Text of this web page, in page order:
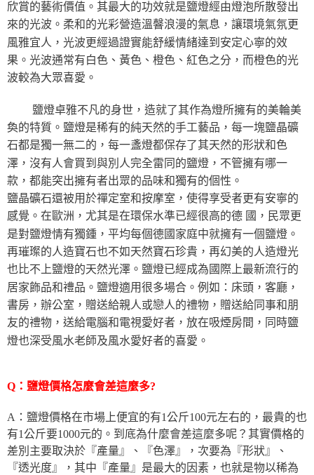
欣賞的藝術價值。其最大的功效就是鹽燈經由燈泡所散發出
來的光波。柔和的光彩營造溫韾浪漫的氣息，讓環境氣氛更
風雅宜人，光波更經過證實能舒緩情緒達到安定心寧的效
果。光波通常有白色、黃色、橙色、紅色之分，而橙色的光
波較為大眾喜愛。
鹽燈卓雅不凡的身世，造就了其作為燈所擁有的美輪美
奐的特質。鹽燈是稀有的純天然的手工藝品，每一塊鹽晶礦
石都是獨一無二的，每一盞燈都保存了其天然的形狀和色
澤，沒有人會買到與別人完全雷同的鹽燈，不管擁有哪一
款，都能突出擁有者出眾的品味和獨有的個性。
鹽晶礦石還被用於禪定室和按摩室，使得享受者更有安寧的
感覺。在歐洲，尤其是在環保水準已經很高的德 國，民眾更
是對鹽燈情有獨鍾，平均每個德國家庭中就擁有一個鹽燈。
再璀璨的人造寶石也不如天然寶石珍貴，再幻美的人造燈光
也比不上鹽燈的天然光澤。鹽燈已經成為國際上最新流行的
居家飾品和禮品。鹽燈適用很多場合。例如：床頭，客廳，
書房，辦公室，贈送給親人或戀人的禮物，贈送給同事和朋
友的禮物，送給電腦和電視愛好者，放在吸煙房間，同時鹽
燈也深受風水老師及風水愛好者的喜愛。
Q：鹽燈價格怎麼會差這麼多?
A：鹽燈價格在市場上便宜的有1公斤100元左右的，最貴的也
有1公斤要1000元的。到底為什麼會差這麼多呢？其實價格的
差別主要取決於『產量』、『色澤』，次要為『形狀』、
『透光度』，其中『產量』是最大的因素，也就是物以稀為